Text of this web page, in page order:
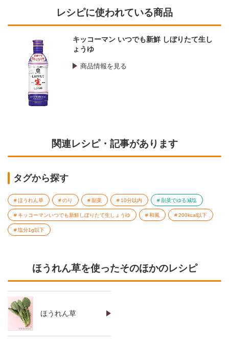
レシピに使われている商品
キッコーマン いつでも新鮮 しぼりたて生し
ょうゆ
商品情報を見る
関連レシピ・記事があります
タグから探す
ほうれん草 のり 副菜 10分以内 副菜でゆる減塩
キッコーマンいつでも新鮮しぼりたて生しょうゆ 和風 200kcal以下
塩分1g以下
ほうれん草を使ったそのほかのレシピ
ほうれん草